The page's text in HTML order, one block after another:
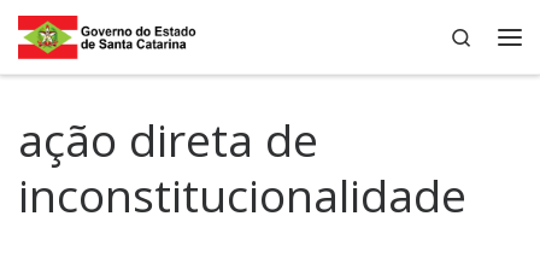
Skip to content
Search
ação direta de
inconstitucionalidade